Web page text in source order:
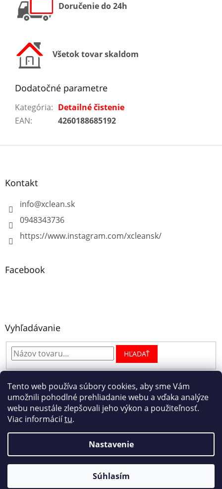
Tento web používa súbory cookies, aby sme Vám
umožnili pohodlné prehliadanie webu a vďaka analýze
webu neustále zlepšovali jeho výkon a použiteľnosť.
Viac informáciítu.
Nastavenie
Súhlasím
Doručenie do 24h
Všetok tovar skaldom
Dodatočné parametre
Kategória: Detailné čistenie
EAN: 4260188685192
Z
Kontakt
info@xclean.sk
0948343736
https://www.instagram.com/xcleansk/
Facebook
Vyhľadávanie
HĽADAŤ
Facebook
Copyright 2026Xclean autokozmetika. Všetky práva
vyhradené.